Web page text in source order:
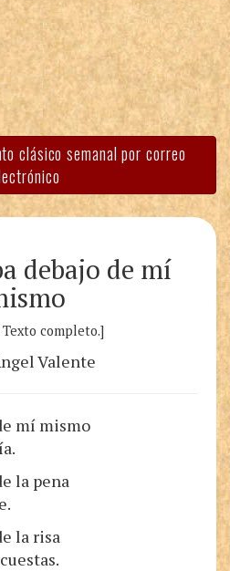
clásico semanal por correo
debajo de mí
Texto completo.]
Valente
mí mismo
la pena
la risa